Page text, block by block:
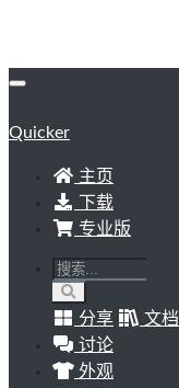
Quicker
主页
下载
专业版
分享
文档
讨论
外观